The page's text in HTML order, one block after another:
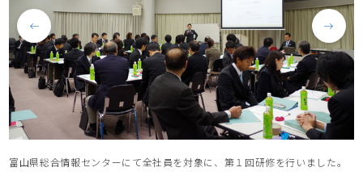
富山県総合情報センターにて全社員を対象に、第１回研修を行いました。